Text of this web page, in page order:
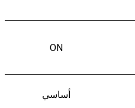
ON
أساسي